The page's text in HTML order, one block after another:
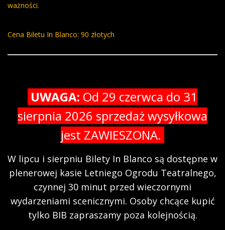
ważności.
Cena Biletu In Blanco: 90 złotych
UWAGA: Od 29 czerwca do 31
sierpnia 2026 sprzedaż wysyłkowa
jest ZAWIESZONA.
W lipcu i sierpniu Bilety In Blanco są dostępne w
plenerowej kasie Letniego Ogrodu Teatralnego,
czynnej 30 minut przed wieczornymi
wydarzeniami scenicznymi. Osoby chcące kupić
tylko BIB zapraszamy poza kolejnością.